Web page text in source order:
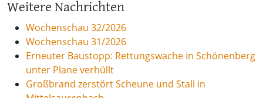
Weitere Nachrichten
Wochenschau 32/2026
Wochenschau 31/2026
Erneuter Baustopp: Rettungswache in Schönenberg
unter Plane verhüllt
Großbrand zerstört Scheune und Stall in